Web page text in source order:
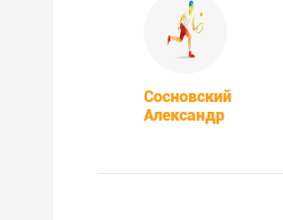
Сосновский
Александр